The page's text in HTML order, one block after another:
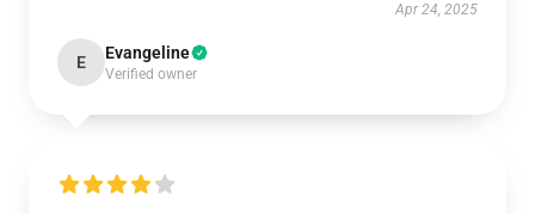
Apr 24, 2025
E Evangeline
Verified owner